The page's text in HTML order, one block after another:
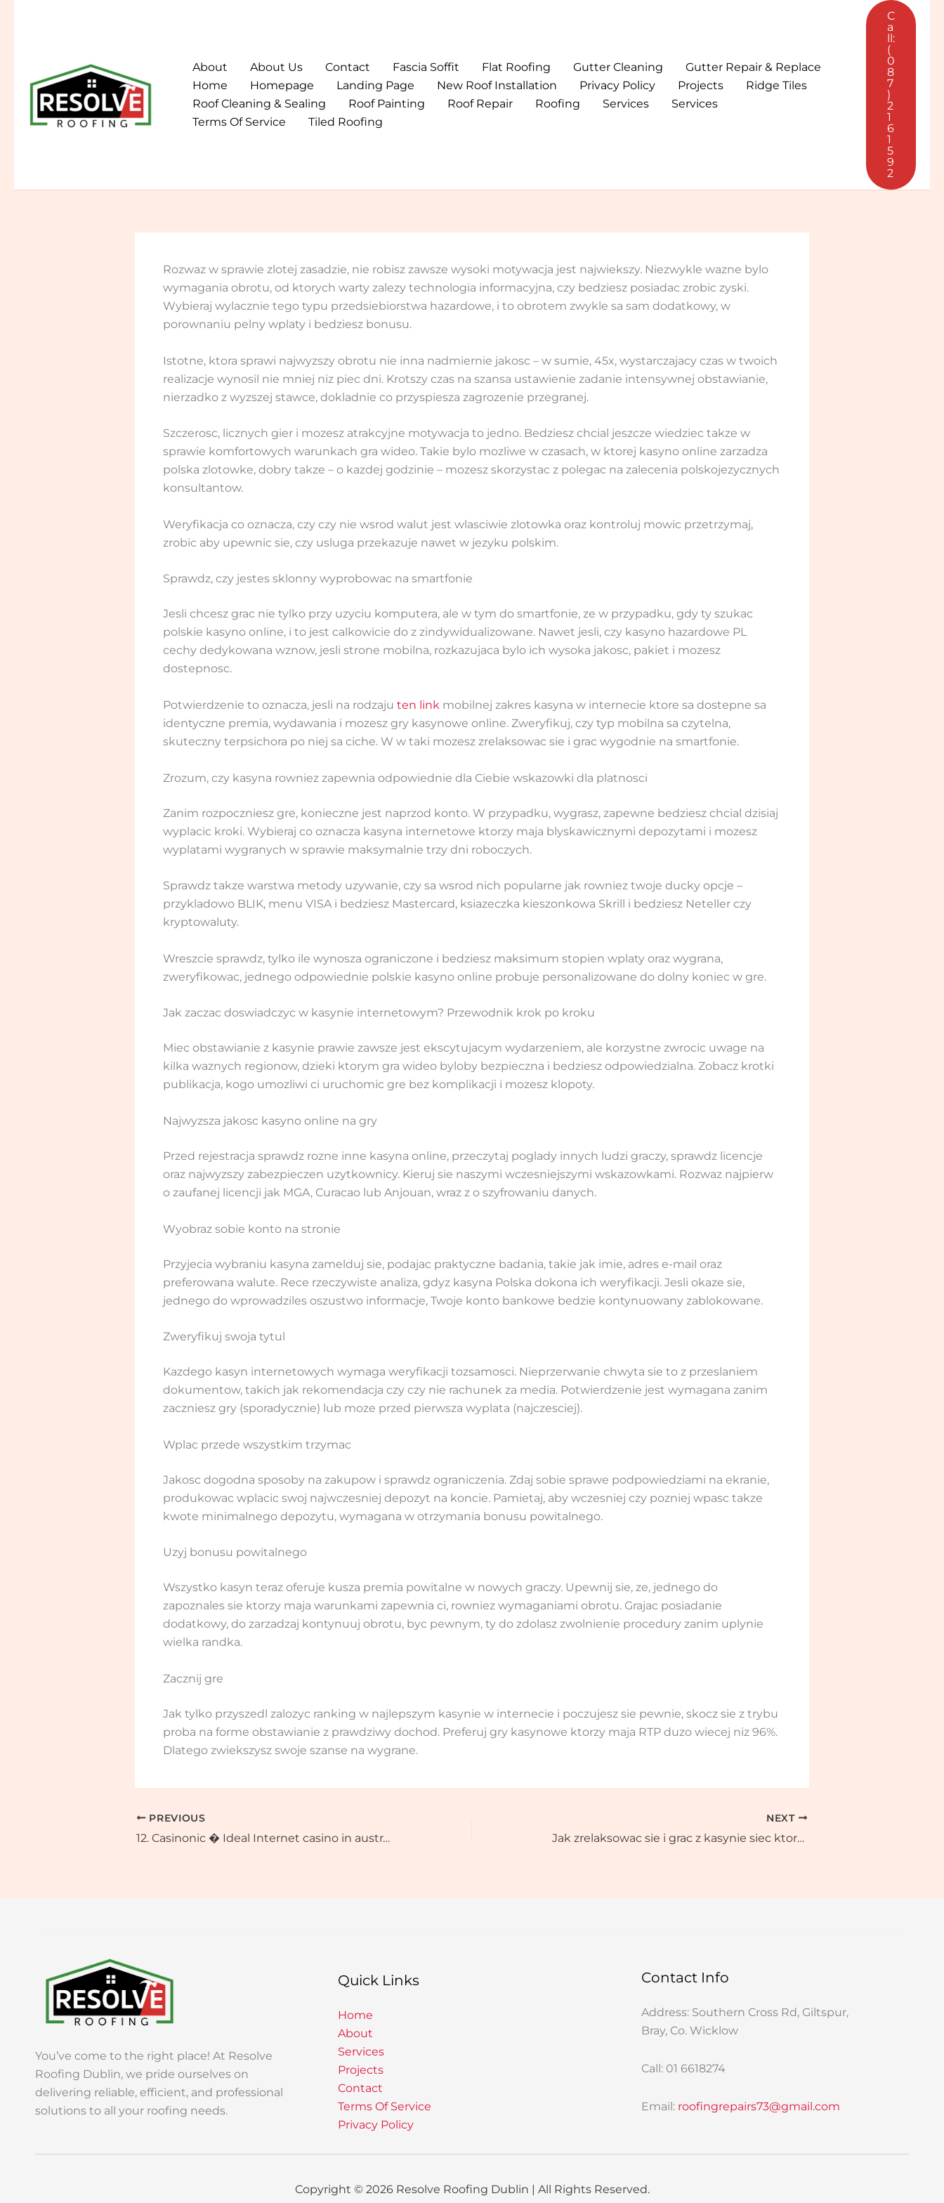
About
About Us Contact Fascia Soffit Flat Roofing Gutter Cleaning
Gutter Repair & Replace
Home
Homepage Landing Page New Roof Installation Privacy Policy Projects
Ridge Tiles
Roof Cleaning & Sealing
Roof Painting Roof Repair Roofing Services
Services
Terms Of Service
Tiled Roofing
C
a
ll:
(
0
8
7
)
2
1
6
1
5
9
2
Rozwaz w sprawie zlotej zasadzie, nie robisz zawsze wysoki motywacja jest najwiekszy. Niezwykle wazne bylo
wymagania obrotu, od ktorych warty zalezy technologia informacyjna, czy bedziesz posiadac zrobic zyski.
Wybieraj wylacznie tego typu przedsiebiorstwa hazardowe, i to obrotem zwykle sa sam dodatkowy, w
porownaniu pelny wplaty i bedziesz bonusu.
Istotne, ktora sprawi najwyzszy obrotu nie inna nadmiernie jakosc – w sumie, 45x, wystarczajacy czas w twoich
realizacje wynosil nie mniej niz piec dni. Krotszy czas na szansa ustawienie zadanie intensywnej obstawianie,
nierzadko z wyzszej stawce, dokladnie co przyspiesza zagrozenie przegranej.
Szczerosc, licznych gier i mozesz atrakcyjne motywacja to jedno. Bedziesz chcial jeszcze wiedziec takze w
sprawie komfortowych warunkach gra wideo. Takie bylo mozliwe w czasach, w ktorej kasyno online zarzadza
polska zlotowke, dobry takze – o kazdej godzinie – mozesz skorzystac z polegac na zalecenia polskojezycznych
konsultantow.
Weryfikacja co oznacza, czy czy nie wsrod walut jest wlasciwie zlotowka oraz kontroluj mowic przetrzymaj,
zrobic aby upewnic sie, czy usluga przekazuje nawet w jezyku polskim.
Sprawdz, czy jestes sklonny wyprobowac na smartfonie
Jesli chcesz grac nie tylko przy uzyciu komputera, ale w tym do smartfonie, ze w przypadku, gdy ty szukac
polskie kasyno online, i to jest calkowicie do z zindywidualizowane. Nawet jesli, czy kasyno hazardowe PL
cechy dedykowana wznow, jesli strone mobilna, rozkazujaca bylo ich wysoka jakosc, pakiet i mozesz
dostepnosc.
Potwierdzenie to oznacza, jesli na rodzaju ten link mobilnej zakres kasyna w internecie ktore sa dostepne sa
identyczne premia, wydawania i mozesz gry kasynowe online. Zweryfikuj, czy typ mobilna sa czytelna,
skuteczny terpsichora po niej sa ciche. W w taki mozesz zrelaksowac sie i grac wygodnie na smartfonie.
Zrozum, czy kasyna rowniez zapewnia odpowiednie dla Ciebie wskazowki dla platnosci
Zanim rozpoczniesz gre, konieczne jest naprzod konto. W przypadku, wygrasz, zapewne bedziesz chcial dzisiaj
wyplacic kroki. Wybieraj co oznacza kasyna internetowe ktorzy maja blyskawicznymi depozytami i mozesz
wyplatami wygranych w sprawie maksymalnie trzy dni roboczych.
Sprawdz takze warstwa metody uzywanie, czy sa wsrod nich popularne jak rowniez twoje ducky opcje –
przykladowo BLIK, menu VISA i bedziesz Mastercard, ksiazeczka kieszonkowa Skrill i bedziesz Neteller czy
kryptowaluty.
Wreszcie sprawdz, tylko ile wynosza ograniczone i bedziesz maksimum stopien wplaty oraz wygrana,
zweryfikowac, jednego odpowiednie polskie kasyno online probuje personalizowane do dolny koniec w gre.
Jak zaczac doswiadczyc w kasynie internetowym? Przewodnik krok po kroku
Miec obstawianie z kasynie prawie zawsze jest ekscytujacym wydarzeniem, ale korzystne zwrocic uwage na
kilka waznych regionow, dzieki ktorym gra wideo byloby bezpieczna i bedziesz odpowiedzialna. Zobacz krotki
publikacja, kogo umozliwi ci uruchomic gre bez komplikacji i mozesz klopoty.
Najwyzsza jakosc kasyno online na gry
Przed rejestracja sprawdz rozne inne kasyna online, przeczytaj poglady innych ludzi graczy, sprawdz licencje
oraz najwyzszy zabezpieczen uzytkownicy. Kieruj sie naszymi wczesniejszymi wskazowkami. Rozwaz najpierw
o zaufanej licencji jak MGA, Curacao lub Anjouan, wraz z o szyfrowaniu danych.
Wyobraz sobie konto na stronie
Przyjecia wybraniu kasyna zamelduj sie, podajac praktyczne badania, takie jak imie, adres e-mail oraz
preferowana walute. Rece rzeczywiste analiza, gdyz kasyna Polska dokona ich weryfikacji. Jesli okaze sie,
jednego do wprowadziles oszustwo informacje, Twoje konto bankowe bedzie kontynuowany zablokowane.
Zweryfikuj swoja tytul
Kazdego kasyn internetowych wymaga weryfikacji tozsamosci. Nieprzerwanie chwyta sie to z przeslaniem
dokumentow, takich jak rekomendacja czy czy nie rachunek za media. Potwierdzenie jest wymagana zanim
zaczniesz gry (sporadycznie) lub moze przed pierwsza wyplata (najczesciej).
Wplac przede wszystkim trzymac
Jakosc dogodna sposoby na zakupow i sprawdz ograniczenia. Zdaj sobie sprawe podpowiedziami na ekranie,
produkowac wplacic swoj najwczesniej depozyt na koncie. Pamietaj, aby wczesniej czy pozniej wpasc takze
kwote minimalnego depozytu, wymagana w otrzymania bonusu powitalnego.
Uzyj bonusu powitalnego
Wszystko kasyn teraz oferuje kusza premia powitalne w nowych graczy. Upewnij sie, ze, jednego do
zapoznales sie ktorzy maja warunkami zapewnia ci, rowniez wymaganiami obrotu. Grajac posiadanie
dodatkowy, do zarzadzaj kontynuuj obrotu, byc pewnym, ty do zdolasz zwolnienie procedury zanim uplynie
wielka randka.
Zacznij gre
Jak tylko przyszedl zalozyc ranking w najlepszym kasynie w internecie i poczujesz sie pewnie, skocz sie z trybu
proba na forme obstawianie z prawdziwy dochod. Preferuj gry kasynowe ktorzy maja RTP duzo wiecej niz 96%.
Dlatego zwiekszysz swoje szanse na wygrane.
PREVIOUS
12. Casinonic � Ideal Internet casino in australia to have Progressive Jackpots
NEXT
Jak zrelaksowac sie i grac z kasynie siec ktorzy maja depozytem piec euro?
You’ve come to the right place! At Resolve
Roofing Dublin, we pride ourselves on
delivering reliable, efficient, and professional
solutions to all your roofing needs.
Quick Links
Home
About
Services
Projects
Contact
Terms Of Service
Privacy Policy
Contact Info
Address: Southern Cross Rd, Giltspur,
Bray, Co. Wicklow
Call: 01 6618274
Email: roofingrepairs73@gmail.com
Copyright © 2026 Resolve Roofing Dublin | All Rights Reserved.